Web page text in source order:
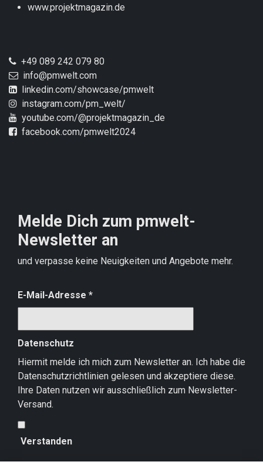
www.projektmagazin.de
+49 089 242 079 80
info@pmwelt.com
linkedin.com/showcase/pmwelt
instagram.com/pm_welt/
youtube.com/@projektmagazin_de
facebook.com/pmwelt2024
Melde Dich zum pmwelt-
Newsletter an
und verpasse keine Neuigkeiten und Angebote mehr.
E-Mail-Adresse *
Datenschutz
Hiermit melde ich mich zum Newsletter an. Ich habe die
Datenschutzrichtlinien gelesen und akzeptiere diese.
Ihre Daten nutzen wir ausschließlich zum Newsletter-
Versand.
Verstanden